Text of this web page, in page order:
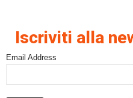
Iscriviti alla
Email Address